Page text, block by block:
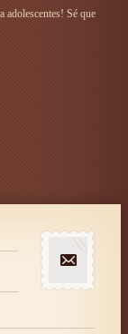
adolescentes! Sé que